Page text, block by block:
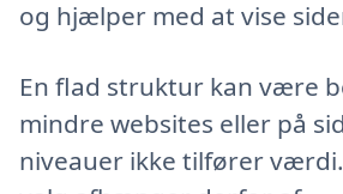
og hjælper med at vise
En flad struktur kan være
mindre websites eller på
niveauer ikke tilfører